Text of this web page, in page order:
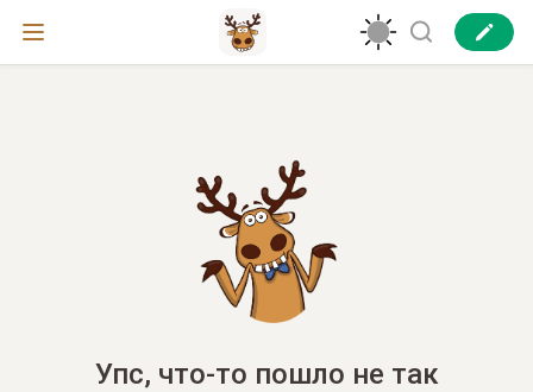
Упс, что-то пошло не так